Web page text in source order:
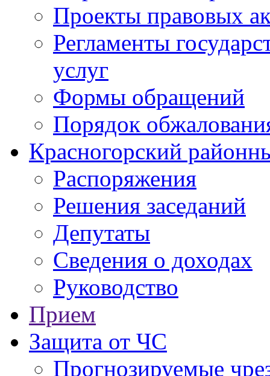
Проекты правовых
Регламенты
услуг
Формы обращений
Порядок
Красногорский
Распоряжения
Решения заседаний
Депутаты
Сведения о доходах
Руководство
Прием
Защита от ЧС
Прогнозируемые